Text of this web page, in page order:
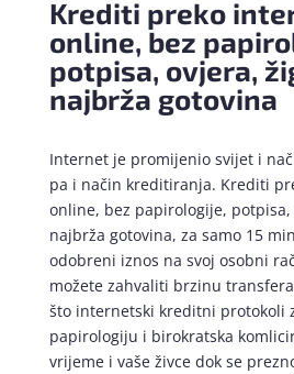
Krediti preko
online, bez
potpisa, ovjera,
najbrža gotovina
Internet je promijenio svijet i
pa i način kreditiranja. Krediti
online, bez papirologije, potpisa,
najbrža gotovina, za samo 15
odobreni iznos na svoj osobni
možete zahvaliti brzinu
što internetski kreditni protokoli
papirologiju i birokratska
vrijeme i vaše živce dok se